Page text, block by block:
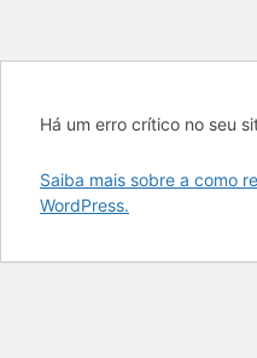
Há um erro crítico no seu
Saiba mais sobre a como
WordPress.